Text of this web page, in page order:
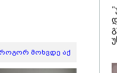
"მკაცრად
ირაკლი
"კოალიცია
როგორ მოხვდე აქ